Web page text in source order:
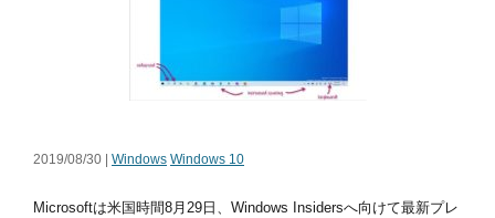
2019/08/30 | Windows Windows 10
Microsoftは米国時間8月29日、Windows Insidersへ向けて最新プレ